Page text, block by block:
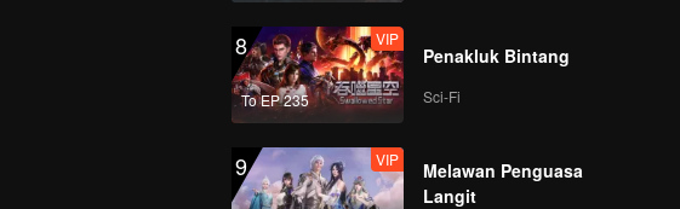
8
To EP 235
VIP
Penakluk Bintang
Sci-Fi
9 VIP
Melawan Penguasa
Langit